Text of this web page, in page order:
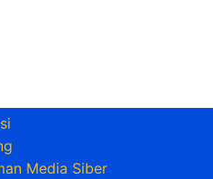
Media Siber